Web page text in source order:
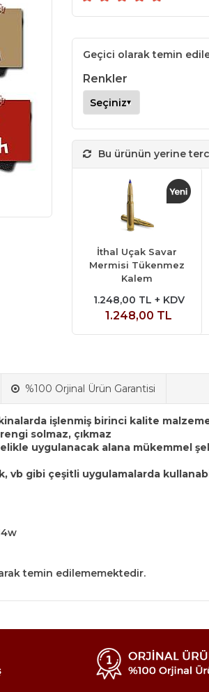
Geçici olarak temin
Renkler
Bu ürünün yerine
İthal Uçak Savar
Mermisi Tükenmez
Kalem
1.248,00 TL + KDV
1.248,00 TL
%100 Orjinal Ürün Garantisi
işlenmiş birinci kalite
solmaz, çıkmaz
uygulanacak alana mükemmel
vb gibi çeşitli uygulamalarda
temin edilememektedir.